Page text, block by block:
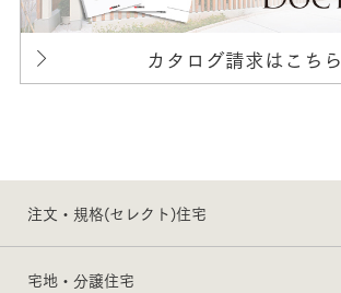
カタログ請求はこちら
注文・規格(セレクト)住宅
宅地・分譲住宅